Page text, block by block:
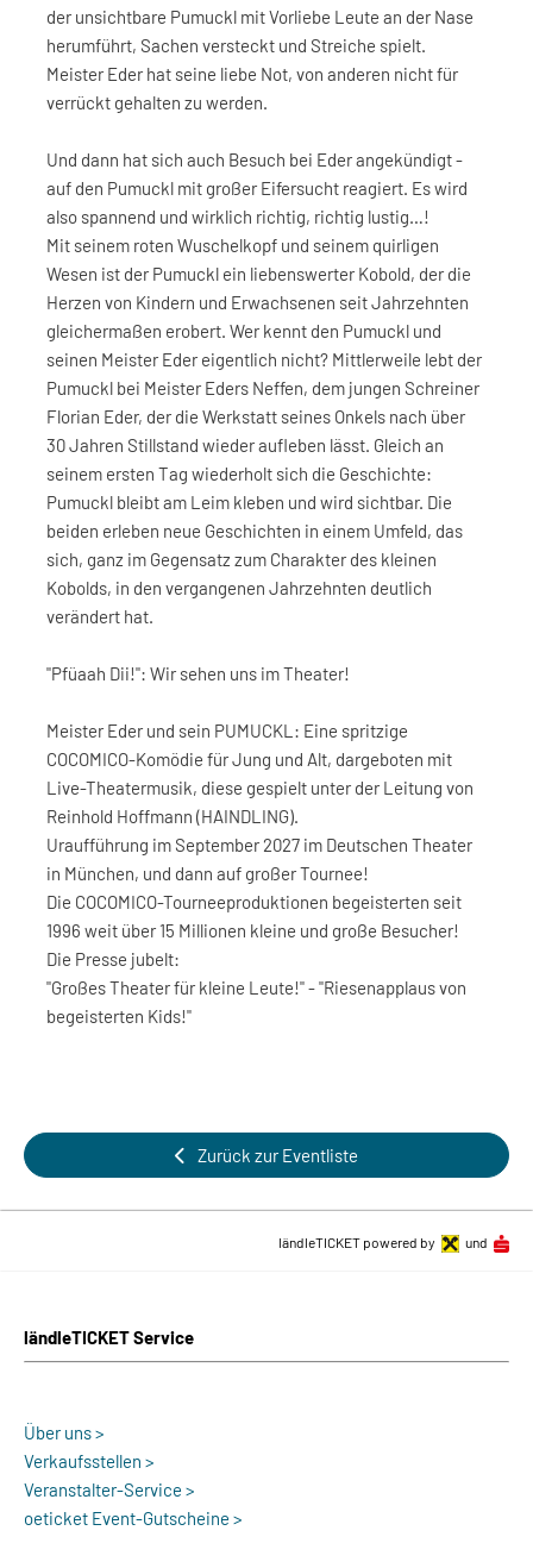
der unsichtbare Pumuckl mit Vorliebe Leute an der Nase
herumführt, Sachen versteckt und Streiche spielt.
Meister Eder hat seine liebe Not, von anderen nicht für
verrückt gehalten zu werden.
Und dann hat sich auch Besuch bei Eder angekündigt -
auf den Pumuckl mit großer Eifersucht reagiert. Es wird
also spannend und wirklich richtig, richtig lustig…!
Mit seinem roten Wuschelkopf und seinem quirligen
Wesen ist der Pumuckl ein liebenswerter Kobold, der die
Herzen von Kindern und Erwachsenen seit Jahrzehnten
gleichermaßen erobert. Wer kennt den Pumuckl und
seinen Meister Eder eigentlich nicht? Mittlerweile lebt der
Pumuckl bei Meister Eders Neffen, dem jungen Schreiner
Florian Eder, der die Werkstatt seines Onkels nach über
30 Jahren Stillstand wieder aufleben lässt. Gleich an
seinem ersten Tag wiederholt sich die Geschichte:
Pumuckl bleibt am Leim kleben und wird sichtbar. Die
beiden erleben neue Geschichten in einem Umfeld, das
sich, ganz im Gegensatz zum Charakter des kleinen
Kobolds, in den vergangenen Jahrzehnten deutlich
verändert hat.
"Pfüaah Dii!": Wir sehen uns im Theater!
Meister Eder und sein PUMUCKL: Eine spritzige
COCOMICO-Komödie für Jung und Alt, dargeboten mit
Live-Theatermusik, diese gespielt unter der Leitung von
Reinhold Hoffmann (HAINDLING).
Uraufführung im September 2027 im Deutschen Theater
in München, und dann auf großer Tournee!
Die COCOMICO-Tourneeproduktionen begeisterten seit
1996 weit über 15 Millionen kleine und große Besucher!
Die Presse jubelt:
"Großes Theater für kleine Leute!" - "Riesenapplaus von
begeisterten Kids!"
Zurück zur Eventliste
ländleTICKET Service
Über uns >
Verkaufsstellen >
Veranstalter-Service >
oeticket Event-Gutscheine >
ländleTICKET powered by und